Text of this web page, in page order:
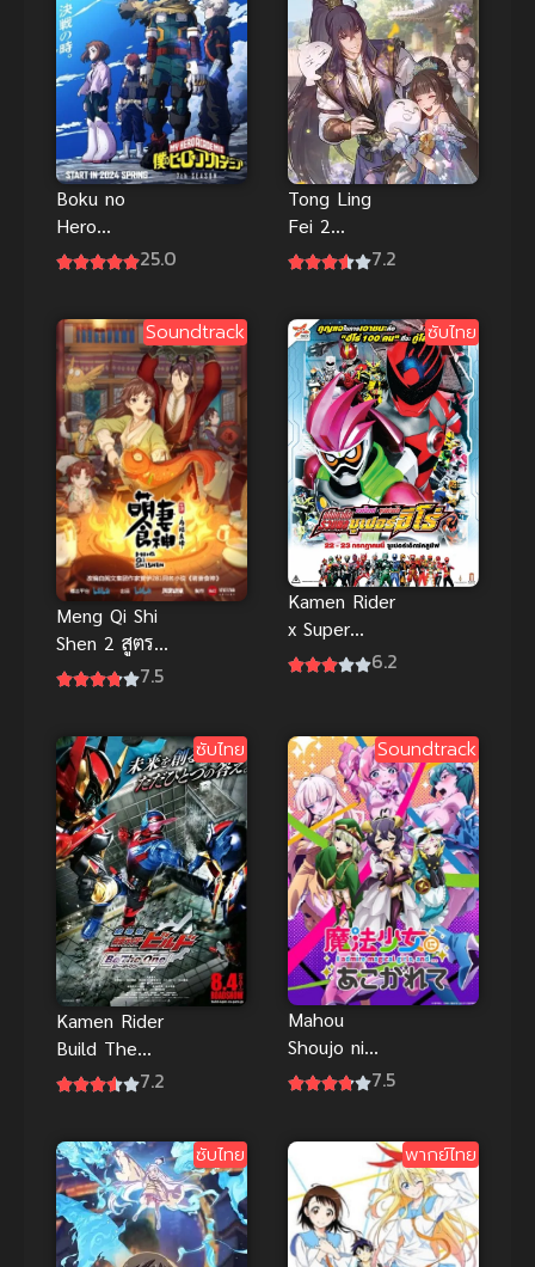
Boku no
Hero
Academia 7
ซับไทย
25.0
Tong Ling
Fei 2
(Psychic
ภาค 2
7.2
Soundtrack
Meng Qi Shi
Shen 2 สูตร
รักซินเดอเรล
7.5
ซับไทย
Kamen Rider
x Super
Sentai Chou
ไรเดอร์ ปะทะ
ซูเปอร์เซนไต
อภิมหาศึกรวม
พลซูเปอร์ฮีโร่
ซับไทย
6.2
ซับไทย
Kamen Rider
Build The
Movie Be7.2
Soundtrack
Mahou
Shoujo ni
Akogarete
เวทมนตร์ค่ะ
7.5
ซับไทย พากย์ไทย